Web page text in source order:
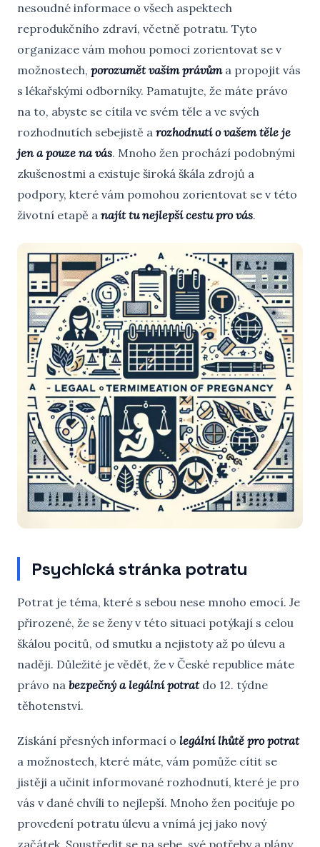
nesoudné informace o všech aspektech
reprodukčního zdraví, včetně potratu. Tyto
organizace vám mohou pomoci zorientovat se v
možnostech, porozumět vašim právůma propojit vás
s lékařskými odborníky. Pamatujte, že máte právo
na to, abyste se cítila ve svém těle a ve svých
rozhodnutích sebejistě a rozhodnutí o vašem těle je
jen a pouze na vás. Mnoho žen prochází podobnými
zkušenostmi a existuje široká škála zdrojů a
podpory, které vám pomohou zorientovat se v této
životní etapě a najít tu nejlepší cestu pro vás.
Psychická stránka potratu
Potrat je téma, které s sebou nese mnoho emocí. Je
přirozené, že se ženy v této situaci potýkají s celou
škálou pocitů, od smutku a nejistoty až po úlevu a
naději. Důležité je vědět, že v České republice máte
právo na bezpečný a legální potratdo 12. týdne
těhotenství.
Získání přesných informací o legální lhůtě pro potrat
a možnostech, které máte, vám pomůže cítit se
jistěji a učinit informované rozhodnutí, které je pro
vás v dané chvíli to nejlepší. Mnoho žen pociťuje po
provedení potratu úlevu a vnímá jej jako nový
začátek. Soustředit se na sebe, své potřeby a plány